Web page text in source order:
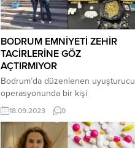
BODRUM EMNİYETİ ZEHİR
TACİRLERİNE GÖZ
AÇTIRMIYOR
Bodrum’da düzenlenen uyuşturucu
operasyonunda bir kişi
tutuklanarak cezaevine gönderildi.
Bodrum Narkotik Suçlarla
Mücadele Büro Amirliği ekiplerince
K.A. isimli şahsın uyuşturucu
18.09.2023 0